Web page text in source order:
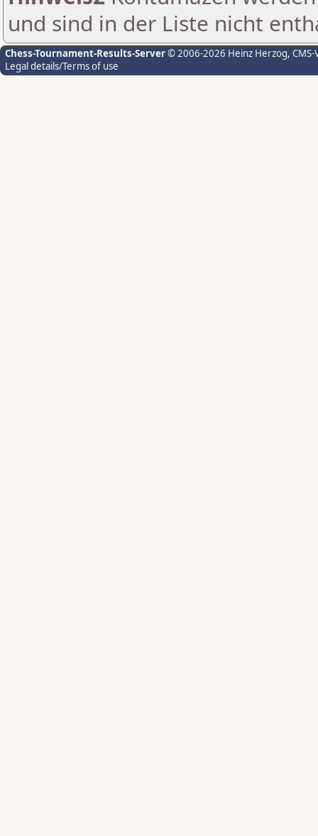
und sind in der Liste nicht
Chess-Tournament-Results-Server© 2006-2026 Heinz Herzog,
Legal details/Terms of use